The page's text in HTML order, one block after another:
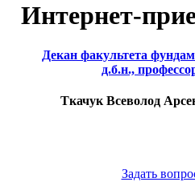
Интернет-
Декан факультета
д.б.н.,
Ткачук Всеволод
Задать